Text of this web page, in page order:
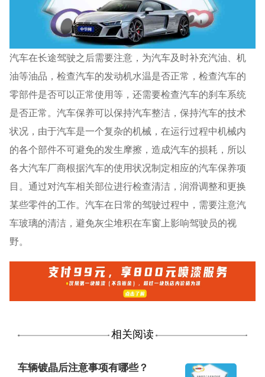
汽车在长途驾驶之后需要注意，为汽车及时补充汽油、机
油等油品，检查汽车的发动机水温是否正常，检查汽车的
零部件是否可以正常使用等，还需要检查汽车的刹车系统
是否正常。汽车保养可以保持汽车整洁，保持汽车的技术
状况，由于汽车是一个复杂的机械，在运行过程中机械内
的各个部件不可避免的发生摩擦，造成汽车的损耗，所以
各大汽车厂商根据汽车的使用状况制定相应的汽车保养项
目。通过对汽车相关部位进行检查清洁，润滑调整和更换
某些零件的工作。汽车在日常的驾驶过程中，需要注意汽
车玻璃的清洁，避免灰尘堆积在车窗上影响驾驶员的视
野。
相关阅读
车辆镀晶后注意事项有哪些？